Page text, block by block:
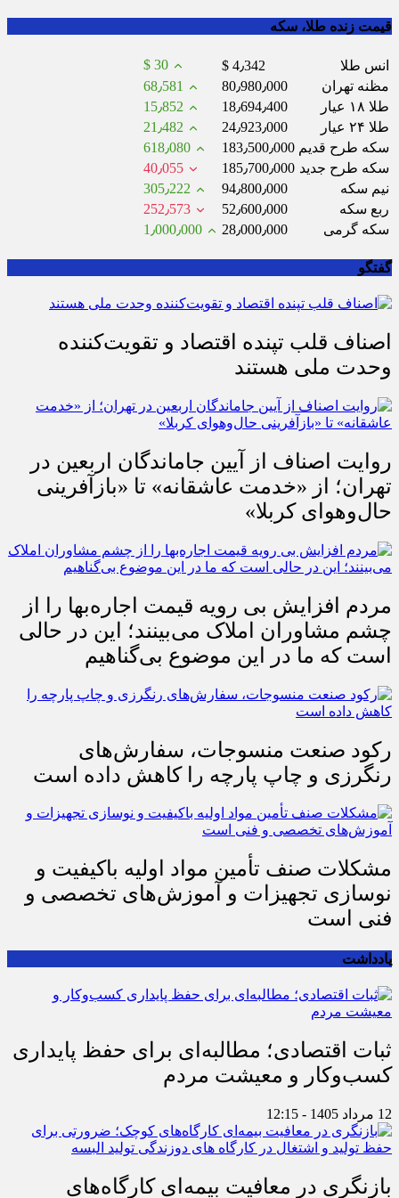
قیمت زنده طلا، سکه
انس طلا $ 4٫342
$ 30
مظنه تهران
80٫980٫000
68٫581
طلا ۱۸ عیار
18٫694٫400
15٫852
طلا ۲۴ عیار
24٫923٫000
21٫482
سکه طرح قدیم 183٫500٫000
618٫080
سکه طرح جدید 185٫700٫000
40٫055
نیم سکه
94٫800٫000
305٫222
ربع سکه
52٫600٫000
252٫573
سکه گرمی
28٫000٫000 1٫000٫000
گفتگو
اصناف قلب تپنده اقتصاد و تقویت‌کننده
وحدت ملی هستند
روایت اصناف از آیین جاماندگان اربعین در
تهران؛ از «خدمت عاشقانه» تا «بازآفرینی
حال‌وهوای کربلا»
مردم افزایش بی رویه قیمت اجاره‌بها را از
چشم مشاوران املاک می‌بینند؛ این در حالی
است که ما در این موضوع بی‌گناهیم
رکود صنعت منسوجات، سفارش‌های
رنگرزی و چاپ پارچه را کاهش داده است
مشکلات صنف تأمین مواد اولیه باکیفیت و
نوسازی تجهیزات و آموزش‌های تخصصی و
فنی است
یادداشت
ثبات اقتصادی؛ مطالبه‌ای برای حفظ پایداری
کسب‌وکار و معیشت مردم
12 مرداد 1405 - 12:15
بازنگری در معافیت بیمه‌ای کارگاه‌های